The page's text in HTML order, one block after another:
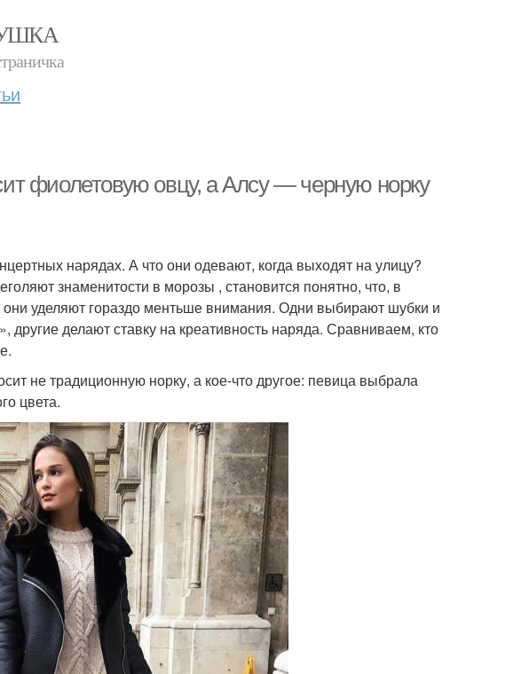
фиолетовую овцу, а Алсу — черную норку
нарядах. А что они одевают, когда выходят на улицу?
знаменитости в морозы , становится понятно, что, в
уделяют гораздо ментьше внимания. Одни выбирают шубки и
другие делают ставку на креативность наряда. Сравниваем, кто
не традиционную норку, а кое-что другое: певица выбрала
цвета.